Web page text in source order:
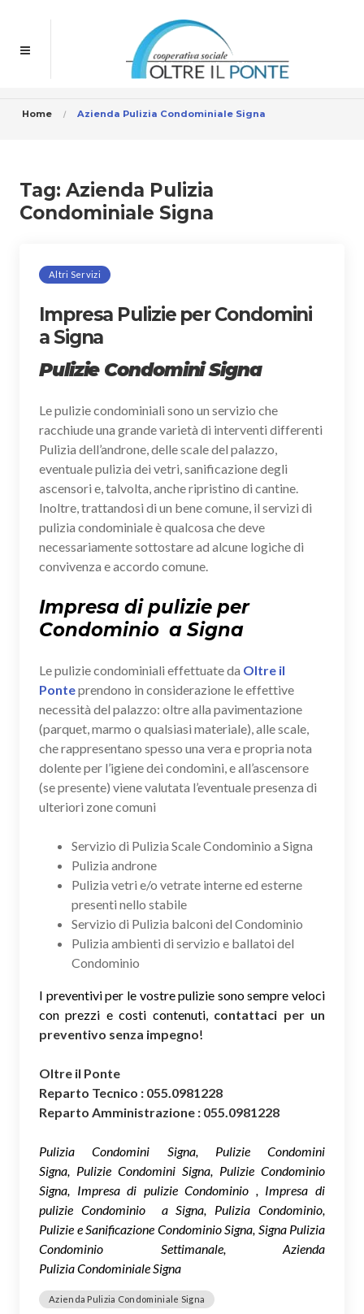
Home Azienda Pulizia Condominiale Signa
Tag: Azienda Pulizia
Condominiale Signa
Altri Servizi
Impresa Pulizie per Condomini
a Signa
Pulizie Condomini Signa
Le pulizie condominiali sono un servizio che
racchiude una grande varietà di interventi differenti
Pulizia dell’androne, delle scale del palazzo,
eventuale pulizia dei vetri, sanificazione degli
ascensori e, talvolta, anche ripristino di cantine.
Inoltre, trattandosi di un bene comune, il servizi di
pulizia condominiale è qualcosa che deve
necessariamente sottostare ad alcune logiche di
convivenza e accordo comune.
Impresa di pulizie per
Condominio a Signa
Le pulizie condominiali effettuate da Oltre il
Ponteprendono in considerazione le effettive
necessità del palazzo: oltre alla pavimentazione
(parquet, marmo o qualsiasi materiale), alle scale,
che rappresentano spesso una vera e propria nota
dolente per l’igiene dei condomini, e all’ascensore
(se presente) viene valutata l’eventuale presenza di
ulteriori zone comuni
Servizio di Pulizia Scale Condominio a Signa
Pulizia androne
Pulizia vetri e/o vetrate interne ed esterne
presenti nello stabile
Servizio di Pulizia balconi del Condominio
Pulizia ambienti di servizio e ballatoi del
Condominio
I preventivi per le vostre pulizie sono sempre veloci
con prezzi e costi contenuti, contattaci per un
preventivo senza impegno!
Oltre il Ponte
Reparto Tecnico : 055.0981228
Reparto Amministrazione : 055.0981228
Pulizia Condomini Signa, Pulizie Condomini
Signa, Pulizie Condomini Signa, Pulizie Condominio
Signa, Impresa di pulizie Condominio , Impresa di
pulizie Condominio a Signa, Pulizia Condominio,
Pulizie e Sanificazione Condominio Signa, Signa Pulizia
Condominio Settimanale, Azienda
Pulizia Condominiale Signa
Azienda Pulizia Condominiale Signa